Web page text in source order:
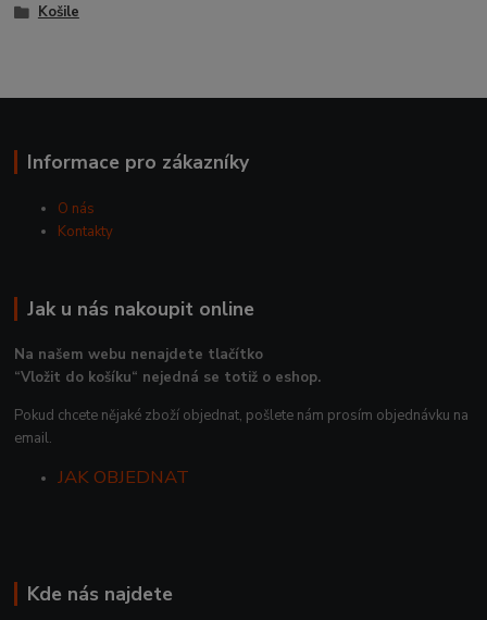
Košile
Informace pro zákazníky
O nás
Kontakty
Jak u nás nakoupit online
Na našem webu nenajdete tlačítko
“Vložit do košíku“ nejedná se totiž o eshop.
Pokud chcete nějaké zboží objednat, pošlete nám prosím objednávku na
email.
JAK OBJEDNAT
Kde nás najdete